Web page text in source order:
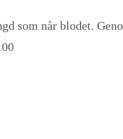
som når blodet.